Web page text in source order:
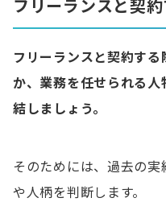
フリーランスと契
フリーランスと契約す
か、業務を任せられる
結しましょう。
そのためには、過去の
や人柄を判断します。